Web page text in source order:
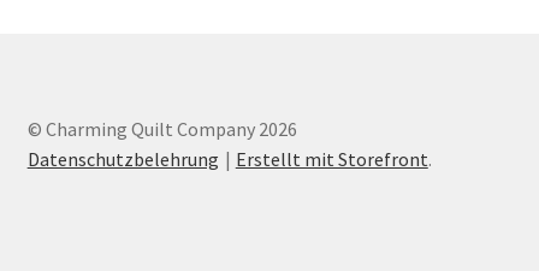
© Charming Quilt Company 2026
Datenschutzbelehrung
Erstellt mit Storefront.